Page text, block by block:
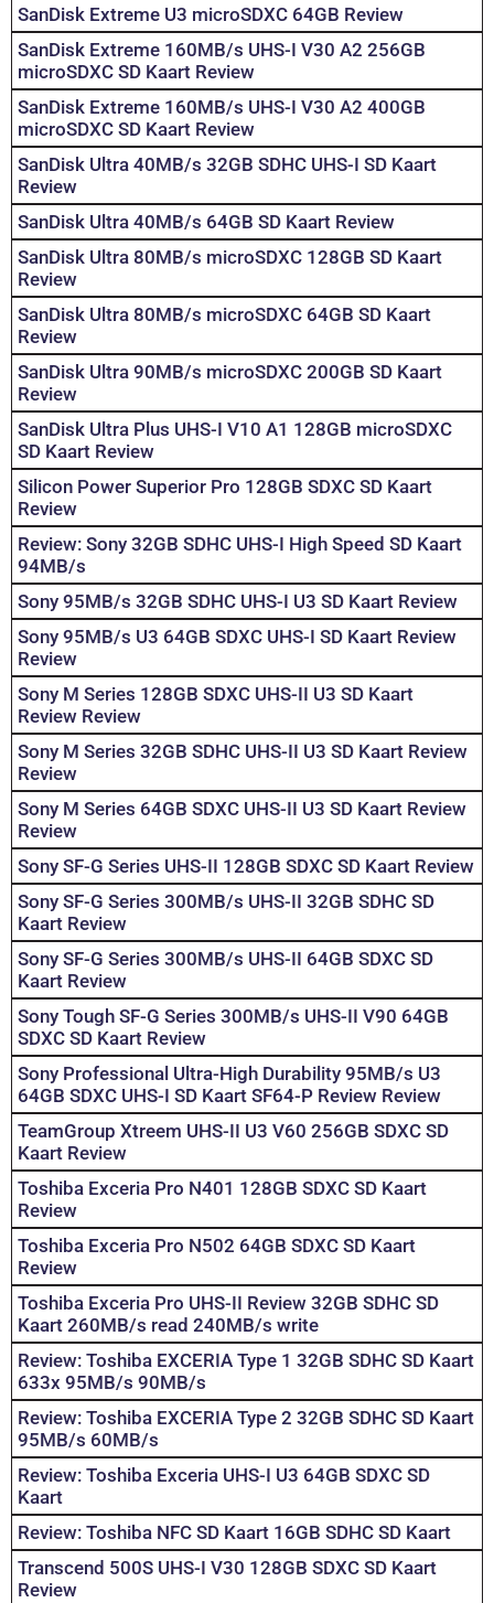
SanDisk Extreme U3 microSDXC 64GB Review
SanDisk Extreme 160MB/s UHS-I V30 A2 256GB
microSDXC SD Kaart Review
SanDisk Extreme 160MB/s UHS-I V30 A2 400GB
microSDXC SD Kaart Review
SanDisk Ultra 40MB/s 32GB SDHC UHS-I SD Kaart
Review
SanDisk Ultra 40MB/s 64GB SD Kaart Review
SanDisk Ultra 80MB/s microSDXC 128GB SD Kaart
Review
SanDisk Ultra 80MB/s microSDXC 64GB SD Kaart
Review
SanDisk Ultra 90MB/s microSDXC 200GB SD Kaart
Review
SanDisk Ultra Plus UHS-I V10 A1 128GB microSDXC
SD Kaart Review
Silicon Power Superior Pro 128GB SDXC SD Kaart
Review
Review: Sony 32GB SDHC UHS-I High Speed SD Kaart
94MB/s
Sony 95MB/s 32GB SDHC UHS-I U3 SD Kaart Review
Sony 95MB/s U3 64GB SDXC UHS-I SD Kaart Review
Review
Sony M Series 128GB SDXC UHS-II U3 SD Kaart
Review Review
Sony M Series 32GB SDHC UHS-II U3 SD Kaart Review
Review
Sony M Series 64GB SDXC UHS-II U3 SD Kaart Review
Review
Sony SF-G Series UHS-II 128GB SDXC SD Kaart Review
Sony SF-G Series 300MB/s UHS-II 32GB SDHC SD
Kaart Review
Sony SF-G Series 300MB/s UHS-II 64GB SDXC SD
Kaart Review
Sony Tough SF-G Series 300MB/s UHS-II V90 64GB
SDXC SD Kaart Review
Sony Professional Ultra-High Durability 95MB/s U3
64GB SDXC UHS-I SD Kaart SF64-P Review Review
TeamGroup Xtreem UHS-II U3 V60 256GB SDXC SD
Kaart Review
Toshiba Exceria Pro N401 128GB SDXC SD Kaart
Review
Toshiba Exceria Pro N502 64GB SDXC SD Kaart
Review
Toshiba Exceria Pro UHS-II Review 32GB SDHC SD
Kaart 260MB/s read 240MB/s write
Review: Toshiba EXCERIA Type 1 32GB SDHC SD Kaart
633x 95MB/s 90MB/s
Review: Toshiba EXCERIA Type 2 32GB SDHC SD Kaart
95MB/s 60MB/s
Review: Toshiba Exceria UHS-I U3 64GB SDXC SD
Kaart
Review: Toshiba NFC SD Kaart 16GB SDHC SD Kaart
Transcend 500S UHS-I V30 128GB SDXC SD Kaart
Review